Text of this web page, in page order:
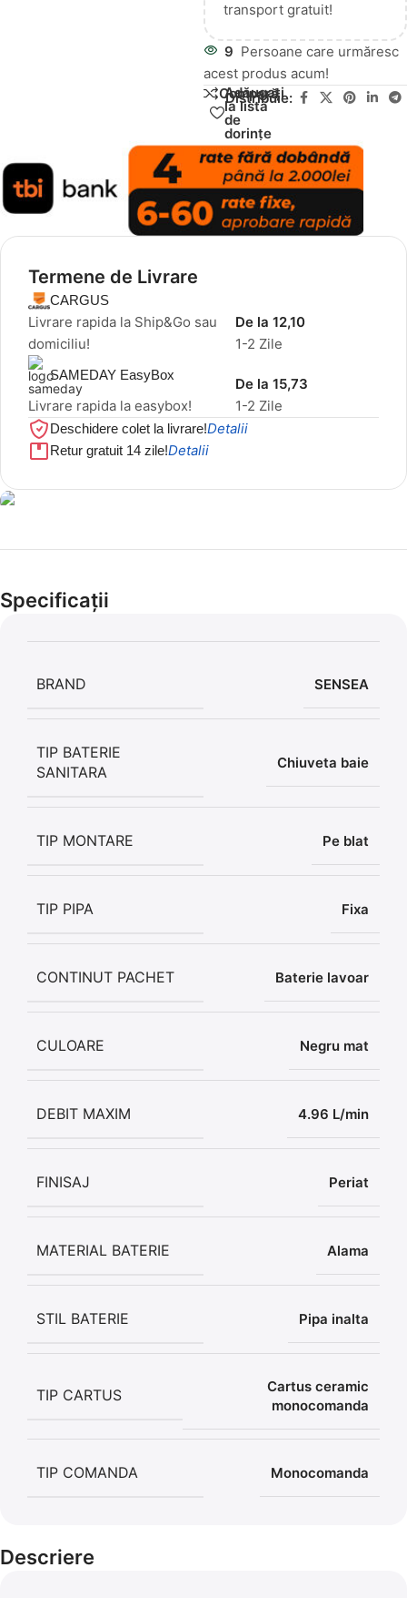
transport gratuit!
9 Persoane care urmăresc
acest produs acum!
Compară
Adăugați
la lista
de
dorințe
Distribuie:
Termene de Livrare
CARGUS
Livrare rapida la Ship&Go sau
domiciliu!
1-2 Zile
De la 12,10
SAMEDAY EasyBox
Livrare rapida la easybox! 1-2 Zile
De la 15,73
Deschidere colet la livrare!Detalii
Retur gratuit 14 zile!Detalii
Cel mai mic preț!
56,86 LEI
Specificații
BRAND SENSEA
TIP BATERIE
SANITARA
Chiuveta baie
TIP MONTARE Pe blat
TIP PIPA Fixa
CONTINUT PACHET Baterie lavoar
CULOARE Negru mat
DEBIT MAXIM 4.96 L/min
FINISAJ Periat
MATERIAL BATERIE Alama
STIL BATERIE Pipa inalta
TIP CARTUS
Cartus ceramic
monocomanda
TIP COMANDA Monocomanda
Descriere